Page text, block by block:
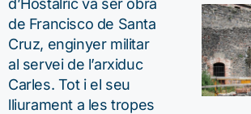
de Francisco de Santa
Cruz, enginyer militar
al servei de l’arxiduc
Carles. Tot i el seu
lliurament a les tropes